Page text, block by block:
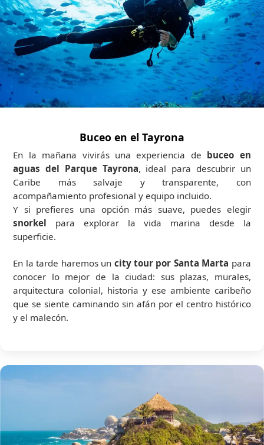
Buceo en el Tayrona
En la mañana vivirás una experiencia de buceo en
aguas del Parque Tayrona, ideal para descubrir un
Caribe más salvaje y transparente, con
acompañamiento profesional y equipo incluido.
Y si prefieres una opción más suave, puedes elegir
snorkel para explorar la vida marina desde la
superficie.
En la tarde haremos un city tour por Santa Marta para
conocer lo mejor de la ciudad: sus plazas, murales,
arquitectura colonial, historia y ese ambiente caribeño
que se siente caminando sin afán por el centro histórico
y el malecón.